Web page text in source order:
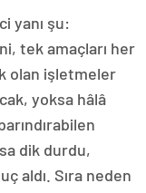
yanı şu:
tek amaçları her
olan işletmeler
yoksa hâlâ
dik durdu,
aldı. Sıra neden